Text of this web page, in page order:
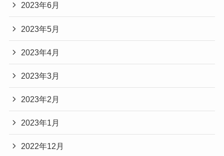
2023年6月
2023年5月
2023年4月
2023年3月
2023年2月
2023年1月
2022年12月